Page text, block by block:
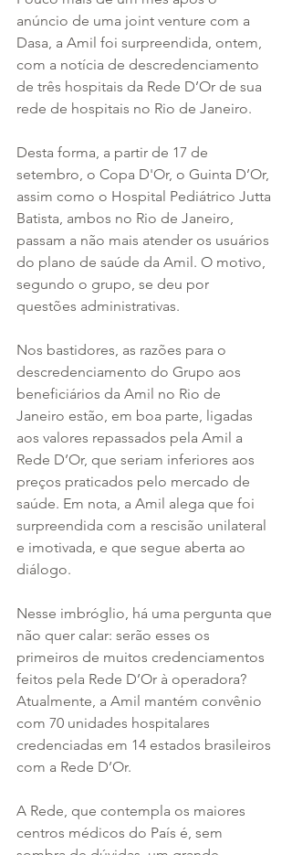
anúncio de uma joint venture com a
Dasa, a Amil foi surpreendida, ontem,
com a notícia de descredenciamento
de três hospitais da Rede D’Or de sua
rede de hospitais no Rio de Janeiro.
Desta forma, a partir de 17 de
setembro, o Copa D'Or, o Guinta D’Or,
assim como o Hospital Pediátrico Jutta
Batista, ambos no Rio de Janeiro,
passam a não mais atender os usuários
do plano de saúde da Amil. O motivo,
segundo o grupo, se deu por
questões administrativas.
Nos bastidores, as razões para o
descredenciamento do Grupo aos
beneficiários da Amil no Rio de
Janeiro estão, em boa parte, ligadas
aos valores repassados pela Amil a
Rede D’Or, que seriam inferiores aos
preços praticados pelo mercado de
saúde. Em nota, a Amil alega que foi
surpreendida com a rescisão unilateral
e imotivada, e que segue aberta ao
diálogo.
Nesse imbróglio, há uma pergunta que
não quer calar: serão esses os
primeiros de muitos credenciamentos
feitos pela Rede D’Or à operadora?
Atualmente, a Amil mantém convênio
com 70 unidades hospitalares
credenciadas em 14 estados brasileiros
com a Rede D’Or.
A Rede, que contempla os maiores
centros médicos do País é, sem